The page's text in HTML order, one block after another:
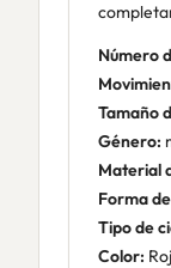
Número
Tamaño
Género:
Material
Forma
Tipo de
Color: